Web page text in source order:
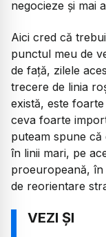
negocieze și mai
Aici cred că
punctul meu de
de față, zilele
trecere de linia
există, este
ceva foarte
puteam spune
în linii mari, pe
proeuropeană,
de reorientare